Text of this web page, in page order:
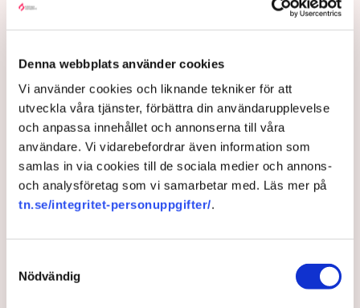
Denna webbplats använder cookies
Vi använder cookies och liknande tekniker för att
utveckla våra tjänster, förbättra din användarupplevelse
och anpassa innehållet och annonserna till våra
användare. Vi vidarebefordrar även information som
samlas in via cookies till de sociala medier och annons-
och analysföretag som vi samarbetar med. Läs mer på
tn.se/integritet-personuppgifter/.
Nödvändig
Aktivisterna klättrar upp på
avvisa dem: ”Upptrappning
på helt ny nivå”
Näringsliv
AI-sammanfattning
Torvtäkten i Grimsås har stoppats av aktivister
sedan 28 juli.
aktionerna.
Polisinspektör Anna-Lena Mann förklarar polisens
agerande på plats.